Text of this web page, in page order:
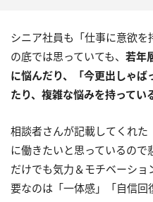
シニア社員も「仕事に意欲
の底では思っていても、 若年
に悩んだり、「今更出しゃば
たり、複雑な悩みを持ってい
相談者さんが記載してくれ
に働きたいと思っているので
だけでも気力＆モチベーシ
要なのは「一体感」「自信回